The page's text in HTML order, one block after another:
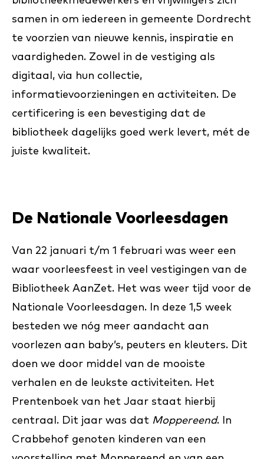
samen in om iedereen in gemeente Dordrecht
te voorzien van nieuwe kennis, inspiratie en
vaardigheden. Zowel in de vestiging als
digitaal, via hun collectie,
informatievoorzieningen en activiteiten. De
certificering is een bevestiging dat de
bibliotheek dagelijks goed werk levert, mét de
juiste kwaliteit.
De Nationale Voorleesdagen
Van 22 januari t/m 1 februari was weer een
waar voorleesfeest in veel vestigingen van de
Bibliotheek AanZet. Het was weer tijd voor de
Nationale Voorleesdagen. In deze 1,5 week
besteden we nóg meer aandacht aan
voorlezen aan baby’s, peuters en kleuters. Dit
doen we door middel van de mooiste
verhalen en de leukste activiteiten. Het
Prentenboek van het Jaar staat hierbij
centraal. Dit jaar was dat Moppereend. In
Crabbehof genoten kinderen van een